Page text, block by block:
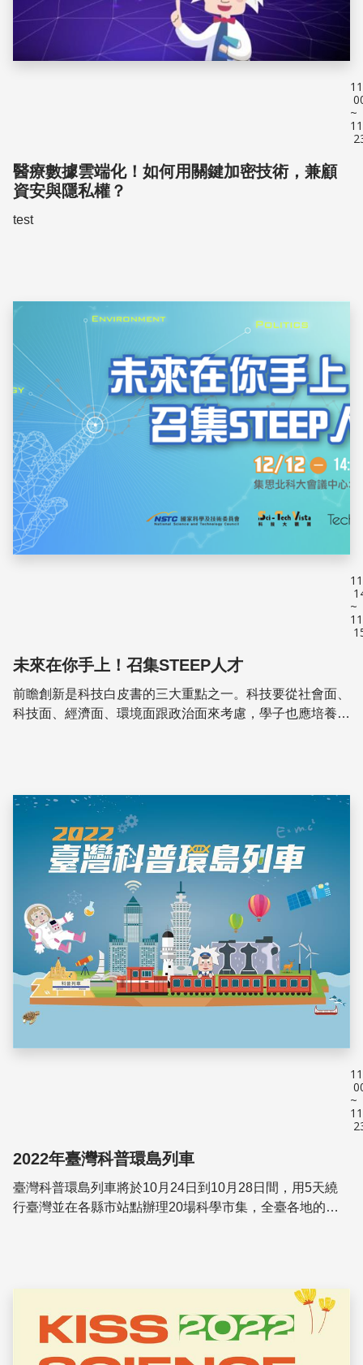
~
醫療數據雲端化！如何用關鍵加密技術，兼顧
資安與隱私權？
test
~
未來在你手上！召集STEEP人才
前瞻創新是科技白皮書的三大重點之一。科技要從社會面、
科技面、經濟面、環境面跟政治面來考慮，學子也應培養跨
~
2022年臺灣科普環島列車
臺灣科普環島列車將於10月24日到10月28日間，用5天繞
行臺灣並在各縣市站點辦理20場科學市集，全臺各地的學